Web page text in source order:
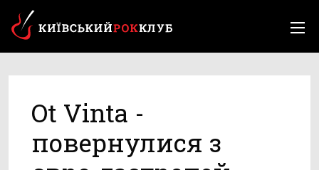
Ot Vinta -
повернулися з